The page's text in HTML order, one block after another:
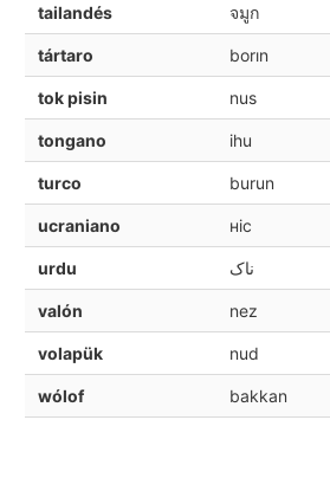
tailandés จมูก
tártaro borın
tok pisin nus
tongano ihu
turco burun
ucraniano ніс
urdu ناک
valón nez
volapük nud
wólof bakkan